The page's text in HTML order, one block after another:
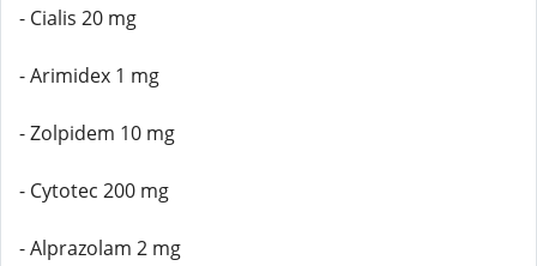
- Cialis 20 mg
- Arimidex 1 mg
- Zolpidem 10 mg
- Cytotec 200 mg
- Alprazolam 2 mg